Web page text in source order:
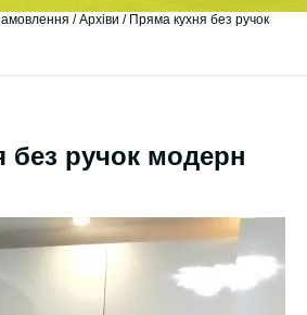
/Архіви / Пряма кухня без ручок
без ручок модерн